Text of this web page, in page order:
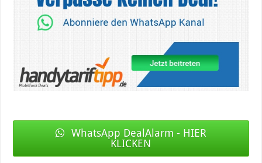
WhatsApp DealAlarm - HIER
KLICKEN